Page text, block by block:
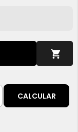
CALCULAR